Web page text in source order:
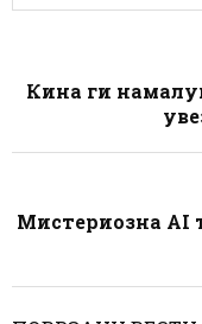
Кина ги
Мистериозна AI